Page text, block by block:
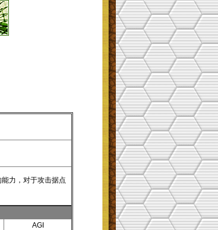
力，对于攻击据点
AGI